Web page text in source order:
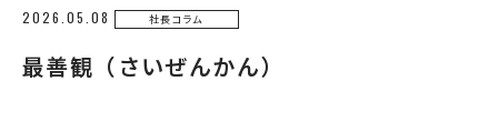
2026.05.08 社長コラム
最善観（さいぜんかん）